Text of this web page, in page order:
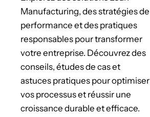
Manufacturing, des stratégies de
performance et des pratiques
responsables pour transformer
votre entreprise. Découvrez des
conseils, études de cas et
astuces pratiques pour optimiser
vos processus et réussir une
croissance durable et efficace.